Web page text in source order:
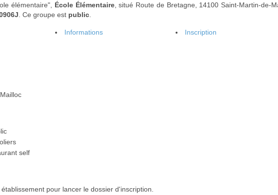
élémentaire", École Élémentaire, situé Route de Bretagne, 14100 Saint-Martin-de-
. Ce groupe est public
Informations Inscription
self
pour lancer le dossier d'inscription.